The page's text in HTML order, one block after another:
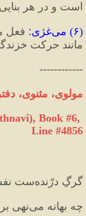
است و در هر بنایی
(۶) می‌غژی :
مانند حرکت
------------
مولوی، مثنوی،
Book #6,
Line #4856
گرگِ درّنده‌ست نفسِ بَد، یقین
چه بهانه می‌نهی بر هر قرین؟